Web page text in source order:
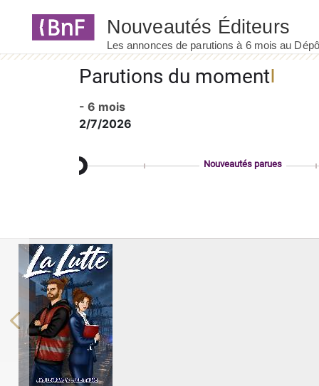
Parutions du moment
- 6 mois
2/7/2026
Nouveautés parues
Previous